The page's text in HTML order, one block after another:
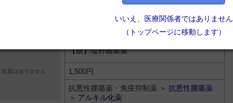
シクロホスファミド水和物
【販】塩野義製薬
1,500円
抗悪性腫瘍薬・免疫抑制薬 ＞ 抗悪性腫瘍薬
＞ アルキル化薬
いいえ、医療関係者ではありません
（トップページに移動します）